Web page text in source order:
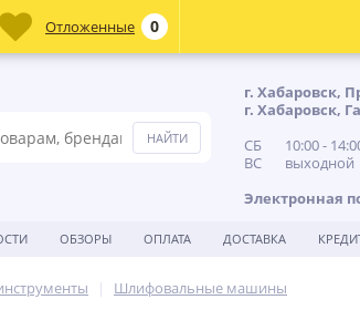
г. Хабаровск,
г. Хабаровск,
СБ 10:00 - 14:00
ВС выходной
Электронная
ОБЗОРЫ ОПЛАТА ДОСТАВКА
Шлифовальные машины
Отложенные 0